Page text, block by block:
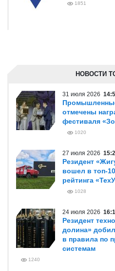
1851
НОВОСТИ
31 июля 2026
отмечены
фестиваля
1020
27 июля 2026
Резидент
вошел в топ-
рейтинга
1028
24 июля 2026
Резидент
долина»
в правила по
системам
1240